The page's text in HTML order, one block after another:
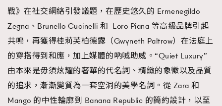
戰》在社交網絡引發議題，在歷史悠久的 Ermenegildo
Zegna、Brunello Cucinelli 和 Loro Piana 等高級品牌引起
共鳴，再獲得桂莉芙柏德露（Gwyneth Paltrow）在法庭上
的穿搭得到和應，加上媒體的吶喊助威。“Quiet Luxury”
由本來是毋須炫耀的奢華的代名詞、精緻的象徵以及品質
的追求，漸漸變質為一套空洞的美學名詞。從 Zara 和
Mango 的中性輪廓到 Banana Republic 的簡約設計，以至